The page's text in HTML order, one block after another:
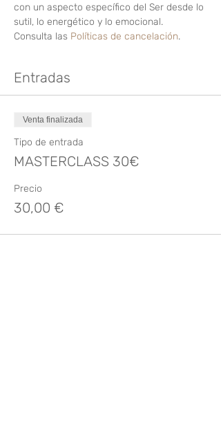
con un aspecto específico del Ser desde lo
sutil, lo energético y lo emocional.
Consulta las Políticas de cancelación.
Entradas
Venta finalizada
Tipo de entrada
MASTERCLASS 30€
Precio
30,00 €